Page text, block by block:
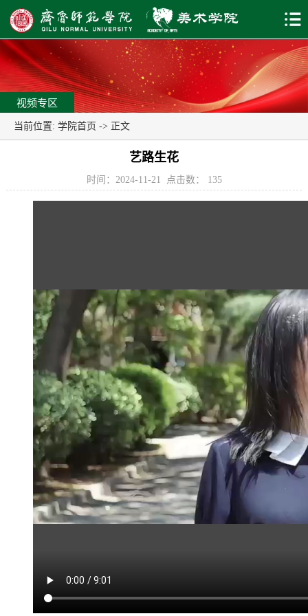
视频专区
当前位置: 学院首页 -> 正文
艺路生花
时间：2024-11-21 点击数： 135